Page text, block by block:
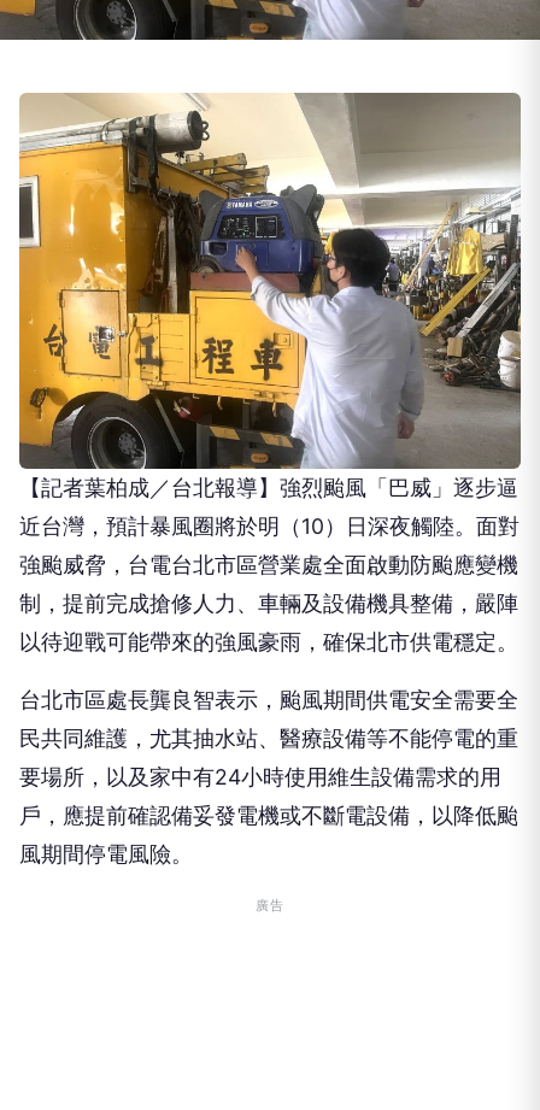
【記者葉柏成／台北報導】強烈颱風「巴威」逐步逼
近台灣，預計暴風圈將於明（10）日深夜觸陸。面對
強颱威脅，台電台北市區營業處全面啟動防颱應變機
制，提前完成搶修人力、車輛及設備機具整備，嚴陣
以待迎戰可能帶來的強風豪雨，確保北市供電穩定。
台北市區處長龔良智表示，颱風期間供電安全需要全
民共同維護，尤其抽水站、醫療設備等不能停電的重
要場所，以及家中有24小時使用維生設備需求的用
戶，應提前確認備妥發電機或不斷電設備，以降低颱
風期間停電風險。
廣告